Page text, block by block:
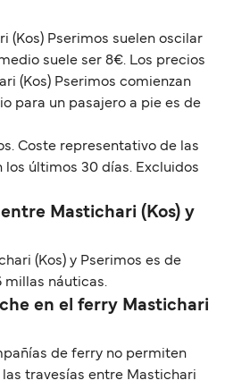
(Kos) Pserimos suelen oscilar
suele ser 8€. Los precios
(Kos) Pserimos comienzan
para un pasajero a pie es de
Coste representativo de las
los últimos 30 días. Excluidos
Mastichari (Kos) y
(Kos) y Pserimos es de
millas náuticas.
en el ferry Mastichari
de ferry no permiten
travesías entre Mastichari